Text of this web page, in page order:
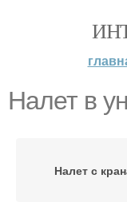
Налет в
Налет с